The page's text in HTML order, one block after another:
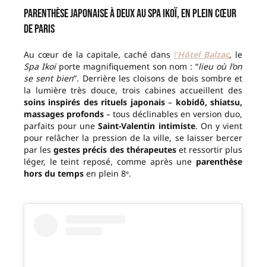
Parenthèse japonaise à deux au Spa Ikoï, en plein cœur
de Paris
Au cœur de la capitale, caché dans l’Hôtel Balzac, le
Spa Ikoïporte magnifiquement son nom : “lieu où l’on
se sent bien”. Derrière les cloisons de bois sombre et
la lumière très douce, trois cabines accueillent des
soins inspirés des rituels japonais– kobidô, shiatsu,
massages profonds – tous déclinables en version duo,
parfaits pour uneSaint-Valentin intimiste. On y vient
pour relâcher la pression de la ville, se laisser bercer
par lesgestes précis des thérapeuteset ressortir plus
léger, le teint reposé, comme après une parenthèse
hors du temps en plein 8ᵉ.